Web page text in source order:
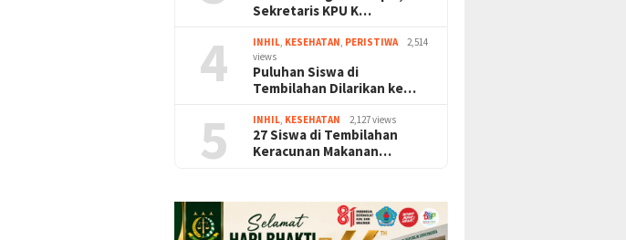
Sekretaris KPU K…
4 INHIL KESEHATAN PERISTIWA
2,514
views
Puluhan Siswa di
Tembilahan Dilarikan ke…
5 INHIL KESEHATAN 2,127 views
27 Siswa di Tembilahan
Keracunan Makanan…